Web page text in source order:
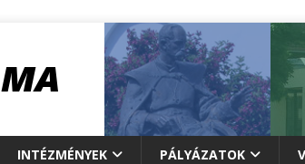
INTÉZMÉNYEK PÁLYÁZATOK